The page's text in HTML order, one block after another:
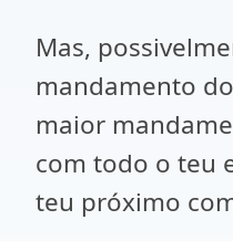
Mas,
mandamento
maior
com todo o teu
teu próximo